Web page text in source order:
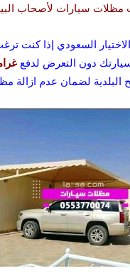
مظلات سيارات لأصحاب
السعودي إذا كنت
دون التعرض لدفع
البلدية لضمان عدم ازالة